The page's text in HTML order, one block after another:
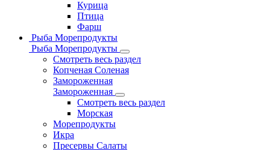
Курица
Птица
Фарш
Рыба Морепродукты
Рыба Морепродукты
Смотреть весь раздел
Копченая Соленая
Замороженная
Замороженная
Смотреть весь раздел
Морская
Морепродукты
Икра
Пресервы Салаты